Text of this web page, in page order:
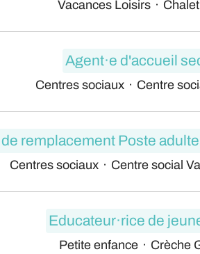
Vacances Loisirs ·
Agent·e d'accueil
Centres sociaux · Centre
remplacement Poste
Centres sociaux · Centre social
Educateur·rice de
Petite enfance · Crèche